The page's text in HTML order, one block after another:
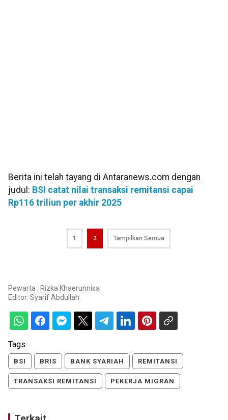
Berita ini telah tayang di Antaranews.com dengan
judul: BSI catat nilai transaksi remitansi capai
Rp116 triliun per akhir 2025
1 2 Tampilkan Semua
Pewarta : Rizka Khaerunnisa
Editor: Syarif Abdullah
Tags:
BSI BRIS BANK SYARIAH REMITANSI
TRANSAKSI REMITANSI PEKERJA MIGRAN